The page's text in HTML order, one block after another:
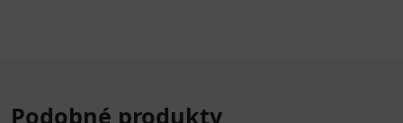
Podobné produkty